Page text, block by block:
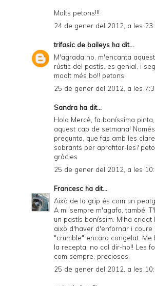
Molts petons!!!
24 de gener del 2012, a les
trifasic de baileys ha dit...
M'agrada no, m'encanta
rústic del pastís, es genial, i
moolt més bo!! petons
25 de gener del 2012, a les
Sandra ha dit...
Hola Mercè, fa boníssima
aquest cap de setmana!
pregunta, que fas amb les
sobrants per aprofitar-les?
gràcies
25 de gener del 2012, a les
Francesc ha dit...
Això de la grip és com un
A mi sempre m'agafa, també.
un pastís boníssim. M'ha cridat
això d'haver d'enfornar i coure
"crumble" encara congelat. Me
la recepta, no cal dir-ho!! Les
com sempre, precioses.
25 de gener del 2012, a les